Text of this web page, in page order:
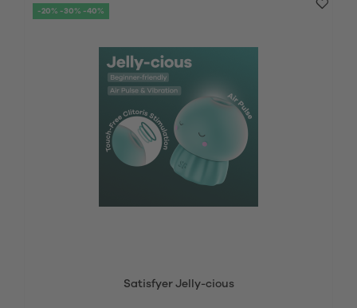
-20% -30% -40%
Satisfyer Jelly-cious